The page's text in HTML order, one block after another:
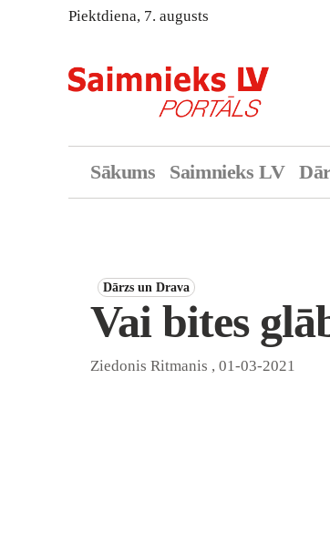
Piektdiena, 7. augusts
Sākums Saimnieks LV
Dārzs un Drava
Vai bites
Ziedonis Ritmanis , 01-03-2021